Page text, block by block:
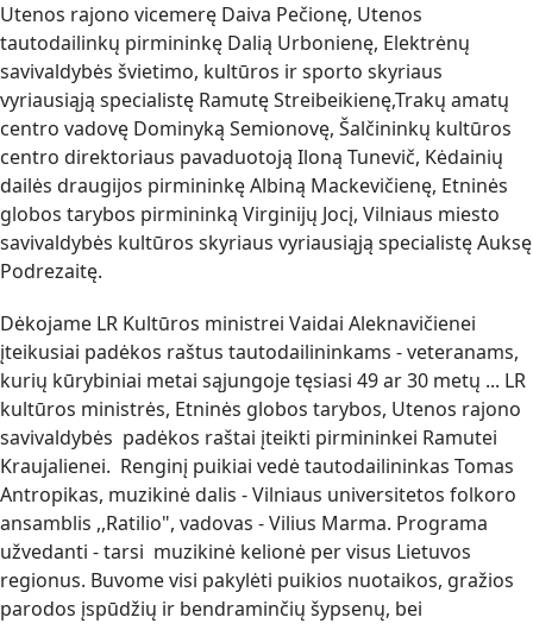
Utenos rajono vicemerę Daiva Pečionę, Utenos
tautodailinkų pirmininkę Dalią Urbonienę, Elektrėnų
savivaldybės švietimo, kultūros ir sporto skyriaus
vyriausiąją specialistę Ramutę Streibeikienę,Trakų amatų
centro vadovę Dominyką Semionovę, Šalčininkų kultūros
centro direktoriaus pavaduotoją Iloną Tunevič, Kėdainių
dailės draugijos pirmininkę Albiną Mackevičienę, Etninės
globos tarybos pirmininką Virginijų Jocį, Vilniaus miesto
savivaldybės kultūros skyriaus vyriausiąją specialistę Auksę
Podrezaitę.
Dėkojame LR Kultūros ministrei Vaidai Aleknavičienei
įteikusiai padėkos raštus tautodailininkams - veteranams,
kurių kūrybiniai metai sąjungoje tęsiasi 49 ar 30 metų ... LR
kultūros ministrės, Etninės globos tarybos, Utenos rajono
savivaldybės padėkos raštai įteikti pirmininkei Ramutei
Kraujalienei. Renginį puikiai vedė tautodailininkas Tomas
Antropikas, muzikinė dalis - Vilniaus universitetos folkoro
ansamblis ,,Ratilio", vadovas - Vilius Marma. Programa
užvedanti - tarsi muzikinė kelionė per visus Lietuvos
regionus. Buvome visi pakylėti puikios nuotaikos, gražios
parodos įspūdžių ir bendraminčių šypsenų, bei